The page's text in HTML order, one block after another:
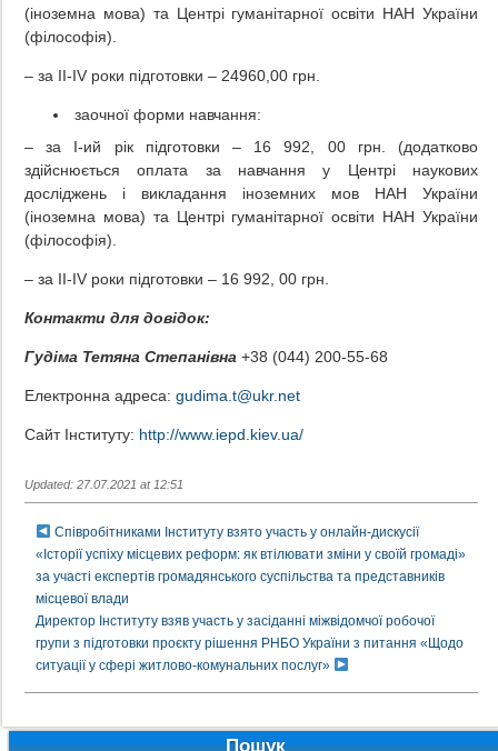
(іноземна мова) та Центрі гуманітарної освіти НАН України
(філософія).
– за ІІ-ІV роки підготовки – 24960,00 грн.
заочної форми навчання:
– за І-ий рік підготовки – 16 992, 00 грн. (додатково
здійснюється оплата за навчання у Центрі наукових
досліджень і викладання іноземних мов НАН України
(іноземна мова) та Центрі гуманітарної освіти НАН України
(філософія).
– за ІІ-ІV роки підготовки – 16 992, 00 грн.
Контакти для довідок:
Гудіма Тетяна Степанівна +38 (044) 200-55-68
Електронна адреса: gudima.t@ukr.net
Сайт Інституту: http://www.iepd.kiev.ua/
Updated: 27.07.2021 at 12:51
Співробітниками Інституту взято участь у онлайн-дискусії
«Історії успіху місцевих реформ: як втілювати зміни у своїй громаді»
за участі експертів громадянського суспільства та представників
місцевої влади
Директор Інституту взяв участь у засіданні міжвідомчої робочої
групи з підготовки проєкту рішення РНБО України з питання «Щодо
ситуації у сфері житлово-комунальних послуг»
Пошук